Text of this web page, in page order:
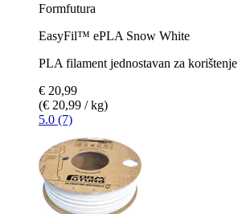
Formfutura
EasyFil™ ePLA Snow White
PLA filament jednostavan za korištenje
€ 20,99
(€ 20,99 / kg)
5.0 (7)